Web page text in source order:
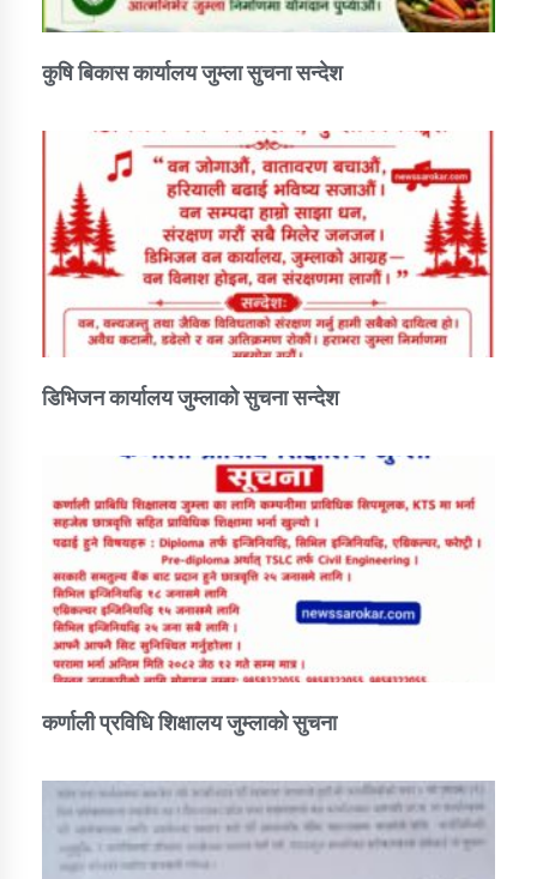
कुषि बिकास कार्यालय जुम्ला सुचना सन्देश
डिभिजन कार्यालय जुम्लाको सुचना सन्देश
कर्णाली प्रविधि शिक्षालय जुम्लाको सुचना